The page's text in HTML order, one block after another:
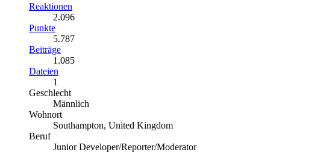
Reaktionen
2.096
Punkte
5.787
Beiträge
1.085
Dateien
1
Geschlecht
Männlich
Wohnort
Southampton, United Kingdom
Beruf
Junior Developer/Reporter/Moderator